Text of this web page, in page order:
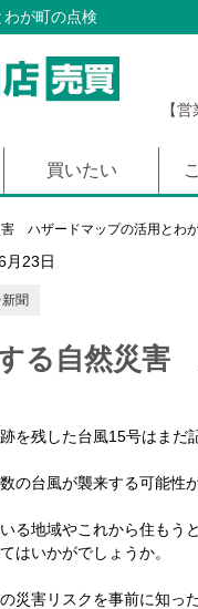
が町の点検
【
買いたい
ハザードマップの活用とわ
月23日
聞
る自然災害
を残した台風15号はまだ
の台風が襲来する可能性
る地域やこれから住もう
はいかがでしょうか。
災害リスクを事前に知っ